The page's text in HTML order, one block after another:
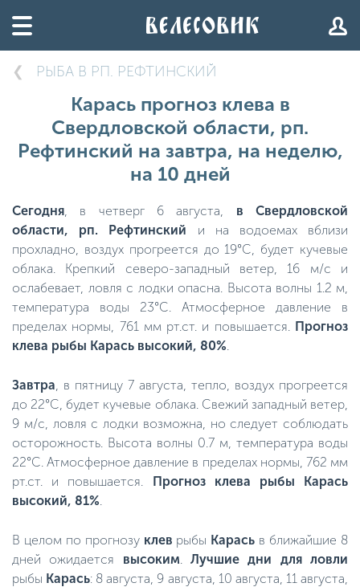
РЫБА В РП. РЕФТИНСКИЙ
Карась прогноз клева в
Свердловской области, рп.
Рефтинский на завтра, на неделю,
на 10 дней
Сегодня, в четверг 6 августа, в Свердловской
области, рп. Рефтинский и на водоемах вблизи
прохладно, воздух прогреется до 19°C, будет кучевые
облака. Крепкий северо-западный ветер, 16 м/с и
ослабевает, ловля с лодки опасна. Высота волны 1.2 м,
температура воды 23°C. Атмосферное давление в
пределах нормы, 761 мм рт.ст. и повышается. Прогноз
клева рыбы Карась высокий, 80%.
Завтра, в пятницу 7 августа, тепло, воздух прогреется
до 22°C, будет кучевые облака. Свежий западный ветер,
9 м/с, ловля с лодки возможна, но следует соблюдать
осторожность. Высота волны 0.7 м, температура воды
22°C. Атмосферное давление в пределах нормы, 762 мм
рт.ст. и повышается. Прогноз клева рыбы Карась
высокий, 81%.
В целом по прогнозу клев рыбы Карась в ближайшие 8
дней ожидается высоким.Лучшие дни для ловли
рыбы Карась: 8 августа, 9 августа, 10 августа, 11 августа,